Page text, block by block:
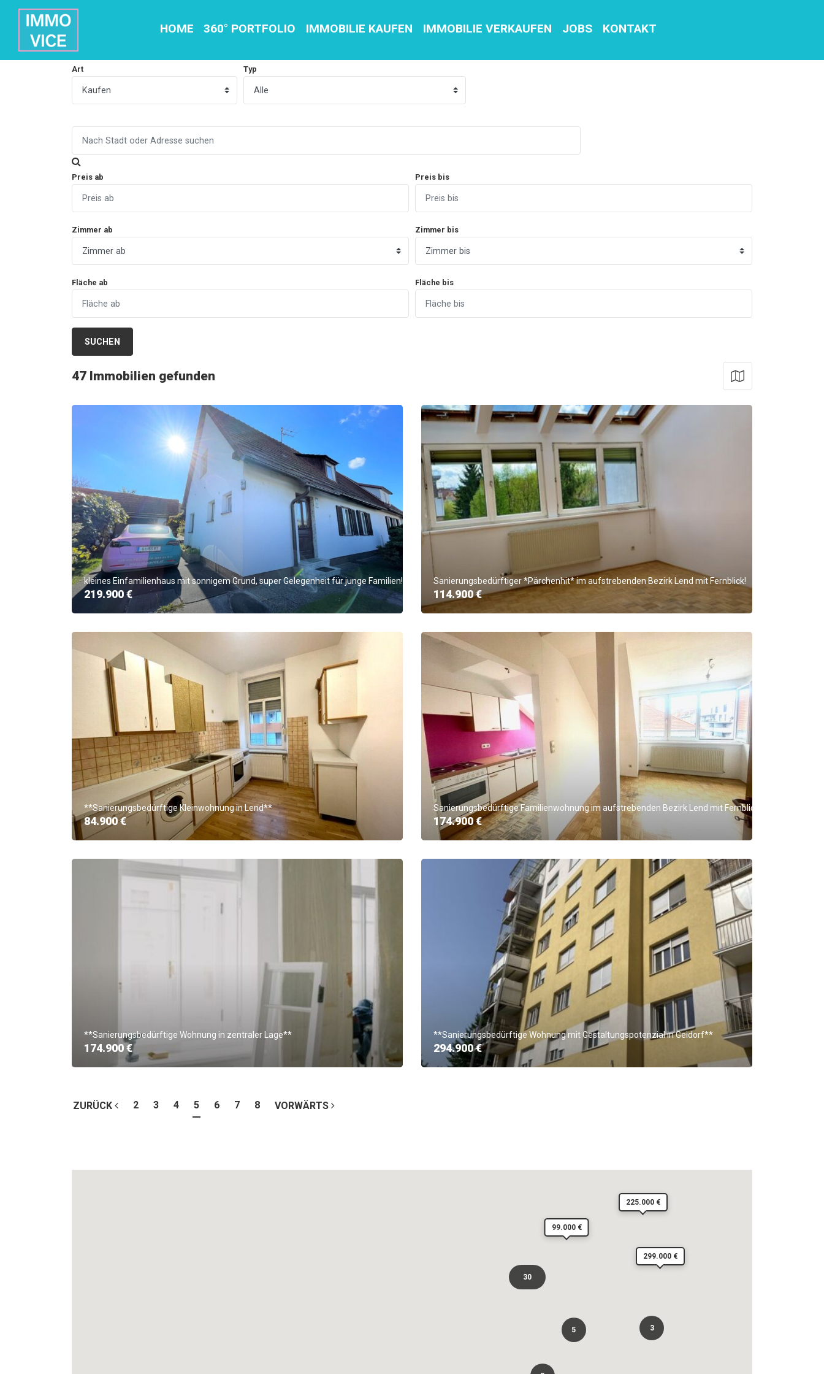
HOME 360° PORTFOLIO IMMOBILIE KAUFEN IMMOBILIE VERKAUFEN JOBS KONTAKT
Art Typ
Preis ab Preis bis
Zimmer ab Zimmer bis
Fläche ab Fläche bis
SUCHEN
47 Immobilien gefunden
kleines Einfamilienhaus mit sonnigem Grund, super Gelegenheit für junge Familien!
219.900 €
Sanierungsbedürftiger *Pärchenhit* im aufstrebenden Bezirk Lend mit Fernblick!
114.900 €
**Sanierungsbedürftige Kleinwohnung in Lend**
84.900 €
Sanierungsbedürftige Familienwohnung im aufstrebenden Bezirk Lend mit Fernblick!
174.900 €
**Sanierungsbedürftige Wohnung in zentraler Lage**
174.900 €
**Sanierungsbedürftige Wohnung mit Gestaltungspotenzial in Geidorf**
294.900 €
ZURÜCK 2 3 4 5 6 7 8 VORWÄRTS
99.000 €
225.000 €
299.000 €
30
3
5